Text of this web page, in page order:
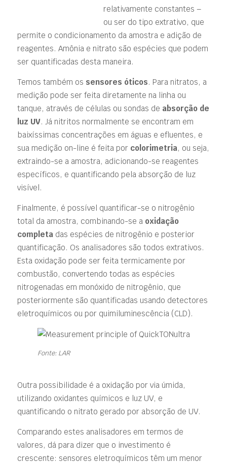
relativamente constantes –
ou ser do tipo extrativo, que
permite o condicionamento da amostra e adição de
reagentes. Amônia e nitrato são espécies que podem
ser quantificadas desta maneira.
Temos também os sensores óticos. Para nitratos, a
medição pode ser feita diretamente na linha ou
tanque, através de células ou sondas de absorção de
luz UV. Já nitritos normalmente se encontram em
baixíssimas concentrações em águas e efluentes, e
sua medição on-line é feita por colorimetria, ou seja,
extraindo-se a amostra, adicionando-se reagentes
específicos, e quantificando pela absorção de luz
visível.
Finalmente, é possível quantificar-se o nitrogênio
total da amostra, combinando-se a oxidação
completa das espécies de nitrogênio e posterior
quantificação. Os analisadores são todos extrativos.
Esta oxidação pode ser feita termicamente por
combustão, convertendo todas as espécies
nitrogenadas em monóxido de nitrogênio, que
posteriormente são quantificadas usando detectores
eletroquímicos ou por quimiluminescência (CLD).
Fonte: LAR
Outra possibilidade é a oxidação por via úmida,
utilizando oxidantes químicos e luz UV, e
quantificando o nitrato gerado por absorção de UV.
Comparando estes analisadores em termos de
valores, dá para dizer que o investimento é
crescente: sensores eletroquímicos têm um menor